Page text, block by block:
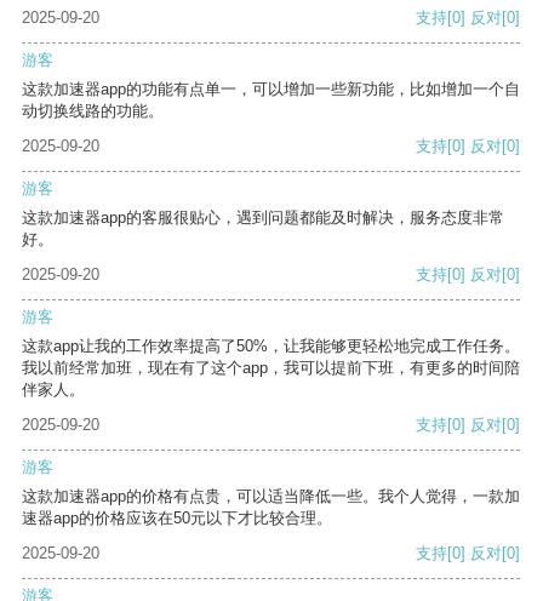
2025-09-20 支持[0] 反对[0]
游客
这款加速器app的功能有点单一，可以增加一些新功能，比如增加一个自
动切换线路的功能。
2025-09-20
支持[0] 反对[0]
游客
这款加速器app的客服很贴心，遇到问题都能及时解决，服务态度非常
好。
2025-09-20
支持[0] 反对[0]
游客
这款app让我的工作效率提高了50%，让我能够更轻松地完成工作任务。
我以前经常加班，现在有了这个app，我可以提前下班，有更多的时间陪
伴家人。
2025-09-20
支持[0] 反对[0]
游客
这款加速器app的价格有点贵，可以适当降低一些。我个人觉得，一款加
速器app的价格应该在50元以下才比较合理。
2025-09-20
支持[0] 反对[0]
游客